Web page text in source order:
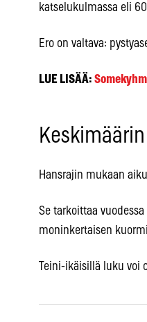
katselukulmassa eli
Ero on valtava:
LUE LISÄÄ:
Hansrajin mukaan
Se tarkoittaa
moninkertaisen
Teini-ikäisillä luku voi